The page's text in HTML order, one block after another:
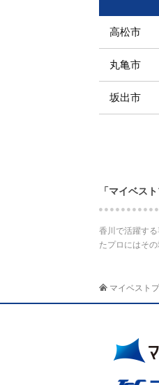
高松市
丸亀市
坂出市
「マイベス
香川で活躍す
たプロにはそ
マイベスト